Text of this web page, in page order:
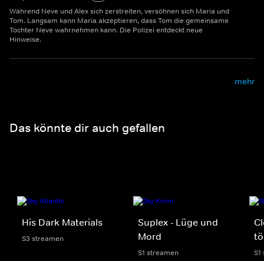
Während Neve und Alex sich zerstreiten, versöhnen sich Maria und
Tom. Langsam kann Maria akzeptieren, dass Tom die gemeinsame
Tochter Neve wahrnehmen kann. Die Polizei entdeckt neue
Hinweise.
mehr
Das könnte dir auch gefallen
His Dark Materials
S3 streamen
Suplex - Lüge und
Mord
S1 streamen